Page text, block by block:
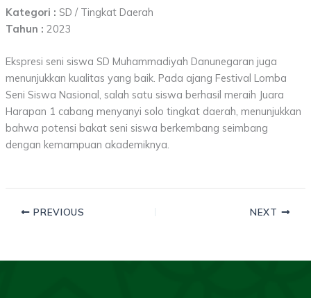
Kategori : SD / Tingkat Daerah
Tahun : 2023
Ekspresi seni siswa SD Muhammadiyah Danunegaran juga
menunjukkan kualitas yang baik. Pada ajang Festival Lomba
Seni Siswa Nasional, salah satu siswa berhasil meraih Juara
Harapan 1 cabang menyanyi solo tingkat daerah, menunjukkan
bahwa potensi bakat seni siswa berkembang seimbang
dengan kemampuan akademiknya.
PREVIOUS NEXT